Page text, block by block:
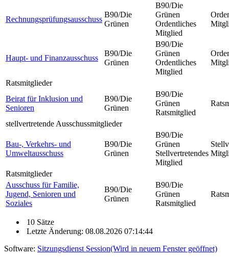
Rechnungsprüfungsausschuss
B90/Die
Grünen
B90/Die
Grünen
Ordentliches
Mitglied
Haupt- und Finanzausschuss
B90/Die
Grünen
B90/Die
Grünen
Ordentliches
Mitglied
Ratsmitglieder
Beirat für Inklusion und
Senioren
B90/Die
Grünen
B90/Die
Grünen
Ratsmitglied
stellvertretende Ausschussmitglieder
Bau-, Verkehrs- und
Umweltausschuss
B90/Die
Grünen
B90/Die
Grünen
Stellvertretendes
Mitglied
Ratsmitglieder
Ausschuss für Familie,
Jugend, Senioren und
Soziales
B90/Die
Grünen
B90/Die
Grünen
Ratsmitglied
10 Sätze
Letzte Änderung: 08.08.2026 07:14:44
Software: Sitzungsdienst Session(Wird in neuem Fenster geöffnet)